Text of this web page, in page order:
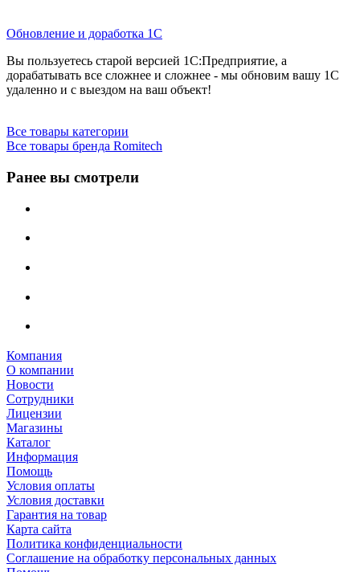
Обновление и доработка 1С
Вы пользуетесь старой версией 1С:Предприятие, а
дорабатывать все сложнее и сложнее - мы обновим вашу 1С
удаленно и с выездом на ваш объект!
Все товары категории
Все товары бренда Romitech
Ранее вы смотрели
Компания
О компании
Новости
Сотрудники
Лицензии
Магазины
Каталог
Информация
Помощь
Условия оплаты
Условия доставки
Гарантия на товар
Карта сайта
Политика конфиденциальности
Соглашение на обработку персональных данных